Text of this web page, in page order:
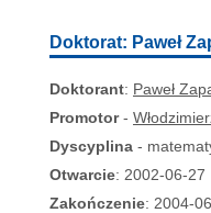
Doktorat: Paweł
Doktorant: Paweł
Promotor-
Dyscyplina -
Otwarcie: 2002-06-27
Zakończenie: 2004-